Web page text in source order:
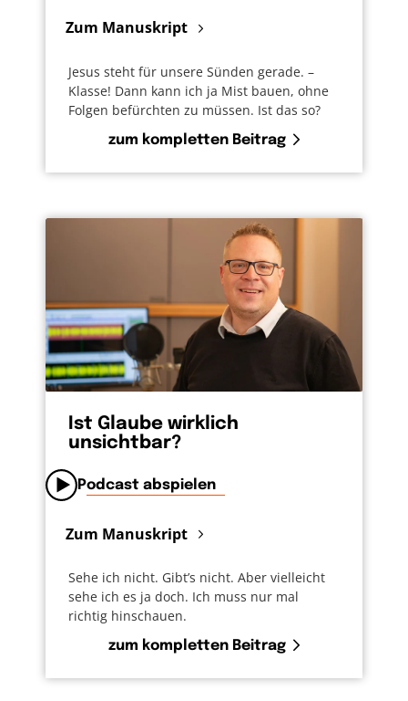
Zum Manuskript
Jesus steht für unsere Sünden gerade. –
Klasse! Dann kann ich ja Mist bauen, ohne
Folgen befürchten zu müssen. Ist das so?
zum kompletten Beitrag
Ist Glaube wirklich
unsichtbar?
Podcast abspielen
Zum Manuskript
Sehe ich nicht. Gibt’s nicht. Aber vielleicht
sehe ich es ja doch. Ich muss nur mal
richtig hinschauen.
zum kompletten Beitrag